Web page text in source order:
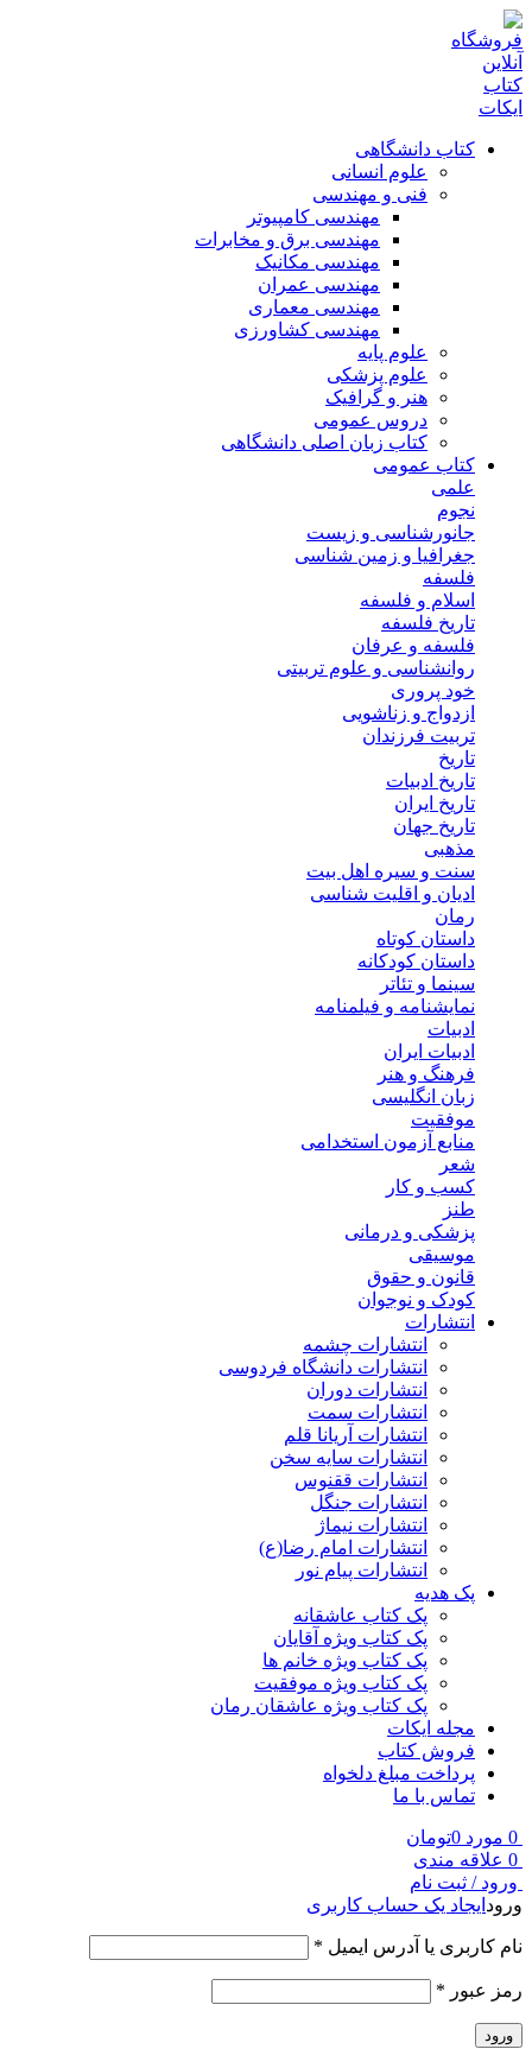
کتاب دانشگاهی
علوم انسانی
فنی و مهندسی
مهندسی کامپیوتر
مهندسی برق و مخابرات
مهندسی مکانیک
مهندسی عمران
مهندسی معماری
مهندسی کشاورزی
علوم پایه
علوم پزشکی
هنر و گرافیک
دروس عمومی
کتاب زبان اصلی دانشگاهی
کتاب عمومی
علمی
نجوم
جانورشناسی و زیست
جغرافیا و زمین شناسی
فلسفه
اسلام و فلسفه
تاریخ فلسفه
فلسفه و عرفان
روانشناسی و علوم تربیتی
خود پروری
ازدواج و زناشویی
تربیت فرزندان
تاریخ
تاریخ ادبیات
تاریخ ایران
تاریخ جهان
مذهبی
سنت و سیره اهل بیت
ادیان و اقلیت شناسی
رمان
داستان کوتاه
داستان کودکانه
سینما و تئاتر
نمایشنامه و فیلمنامه
ادبیات
ادبیات ایران
فرهنگ و هنر
زبان انگلیسی
موفقیت
منابع آزمون استخدامی
شعر
کسب و کار
طنز
پزشکی و درمانی
موسیقی
قانون و حقوق
کودک و نوجوان
انتشارات
انتشارات چشمه
انتشارات دانشگاه فردوسی
انتشارات دوران
انتشارات سمت
انتشارات آریانا قلم
انتشارات سایه سخن
انتشارات ققنوس
انتشارات جنگل
انتشارات نیماژ
انتشارات امام رضا(ع)
انتشارات پیام نور
پک هدیه
پک کتاب عاشقانه
پک کتاب ویژه آقایان
پک کتاب ویژه خانم ها
پک کتاب ویژه موفقیت
پک کتاب ویژه عاشقان رمان
مجله ایکات
فروش کتاب
پرداخت مبلغ دلخواه
تماس با ما
0 مورد 0تومان
0 علاقه مندی
ورود / ثبت نام
ورود ایجاد یک حساب کاربری
نام کاربری یا آدرس ایمیل *
رمز عبور *
ورود